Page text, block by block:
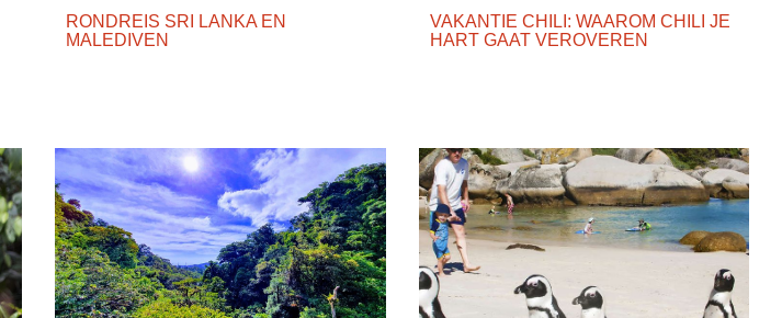
RONDREIS SRI LANKA EN
MALEDIVEN
VAKANTIE CHILI: WAAROM CHILI JE
HART GAAT VEROVEREN